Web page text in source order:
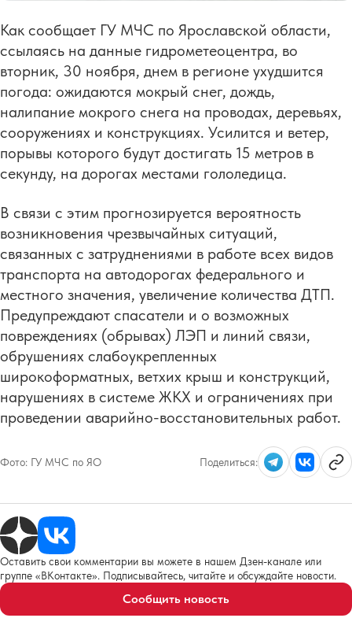
Как сообщает ГУ МЧС по Ярославской области,
ссылаясь на данные гидрометеоцентра, во
вторник, 30 ноября, днем в регионе ухудшится
погода: ожидаются мокрый снег, дождь,
налипание мокрого снега на проводах, деревьях,
сооружениях и конструкциях. Усилится и ветер,
порывы которого будут достигать 15 метров в
секунду, на дорогах местами гололедица.
В связи с этим прогнозируется вероятность
возникновения чрезвычайных ситуаций,
связанных с затруднениями в работе всех видов
транспорта на автодорогах федерального и
местного значения, увеличение количества ДТП.
Предупреждают спасатели и о возможных
повреждениях (обрывах) ЛЭП и линий связи,
обрушениях слабоукрепленных
широкоформатных, ветхих крыш и конструкций,
нарушениях в системе ЖКХ и ограничениях при
проведении аварийно-восстановительных работ.
Фото: ГУ МЧС по ЯО Поделиться:
Оставить свои комментарии вы можете в нашем Дзен-канале или
группе «ВКонтакте». Подписывайтесь, читайте и обсуждайте новости.
Сообщить новость